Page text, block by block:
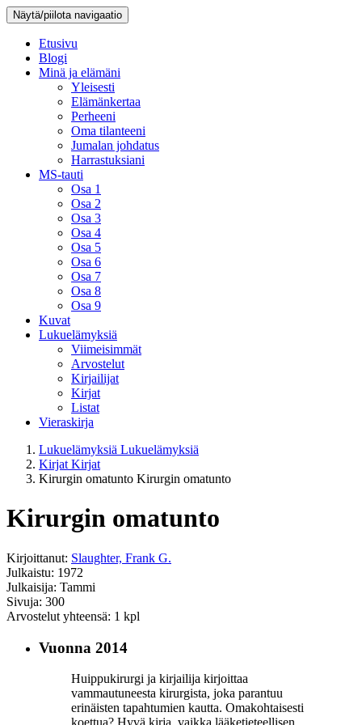
Näytä/piilota navigaatio
Etusivu
Blogi
Minä ja elämäni
Yleisesti
Elämänkertaa
Perheeni
Oma tilanteeni
Jumalan johdatus
Harrastuksiani
MS-tauti
Osa 1
Osa 2
Osa 3
Osa 4
Osa 5
Osa 6
Osa 7
Osa 8
Osa 9
Kuvat
Lukuelämyksiä
Viimeisimmät
Arvostelut
Kirjailijat
Kirjat
Listat
Vieraskirja
Lukuelämyksiä Lukuelämyksiä
Kirjat Kirjat
Kirurgin omatunto Kirurgin omatunto
Kirurgin omatunto
Kirjoittanut: Slaughter, Frank G.
Julkaistu: 1972
Julkaisija: Tammi
Sivuja: 300
Arvostelut yhteensä: 1 kpl
Vuonna 2014
Huippukirurgi ja kirjailija kirjoittaa
vammautuneesta kirurgista, joka parantuu
erinäisten tapahtumien kautta. Omakohtaisesti